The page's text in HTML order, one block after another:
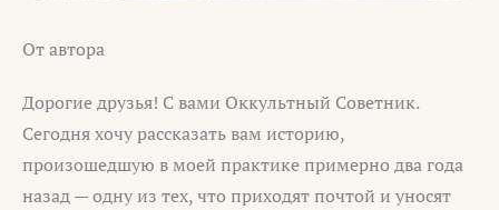
От автора
Дорогие друзья! С вами Оккультный Советник.
Сегодня хочу рассказать вам историю,
произошедшую в моей практике примерно два года
назад — одну из тех, что приходят почтой и уносят